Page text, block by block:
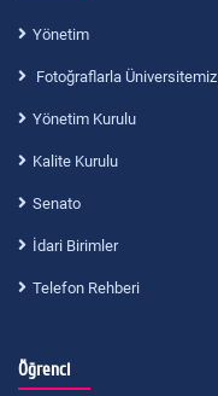
Yönetim
Fotoğraflarla Üniversitemiz
Yönetim Kurulu
Kalite Kurulu
Senato
İdari Birimler
Telefon Rehberi
Öğrenci